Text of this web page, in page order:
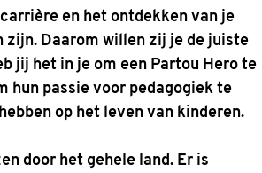
en het ontdekken van je
zijn. Daarom willen zij je de juiste
jij het in je om een Partou Hero te
hun passie voor pedagogiek te
op het leven van kinderen.
door het gehele land. Er is